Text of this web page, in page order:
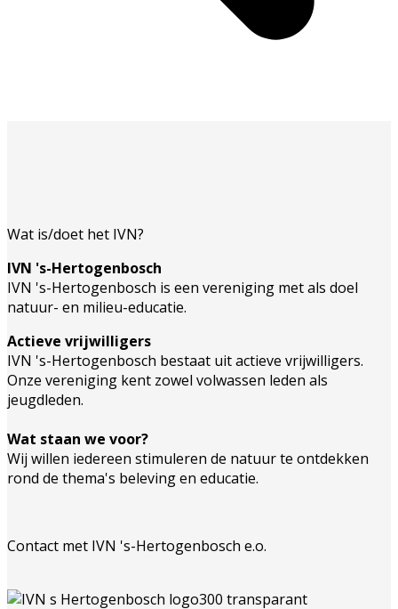
Wat is/doet het IVN?
IVN 's-Hertogenbosch
IVN 's-Hertogenbosch is een vereniging met als doel
natuur- en milieu-educatie.
Actieve vrijwilligers
IVN 's-Hertogenbosch bestaat uit actieve vrijwilligers.
Onze vereniging kent zowel volwassen leden als
jeugdleden.
Wat staan we voor?
Wij willen iedereen stimuleren de natuur te ontdekken
rond de thema's beleving en educatie.
Contact met IVN 's-Hertogenbosch e.o.